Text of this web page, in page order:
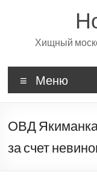
Хищный
Меню
ОВД
за счет